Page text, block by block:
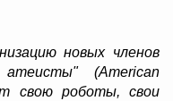
новых членов
атеисты" (American
свою роботы, свои